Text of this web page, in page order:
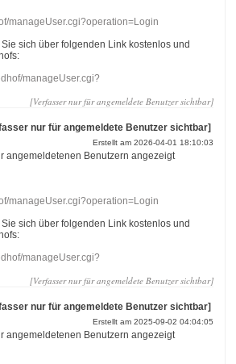
manageUser.cgi?operation=Login
sich über folgenden Link kostenlos und
manageUser.cgi?
[Verfasser nur für angemeldete Benutzer sichtbar]
nur für angemeldete Benutzer sichtbar]
Erstellt am 2026-04-01 18:10:03
angemeldetenen Benutzern angezeigt
manageUser.cgi?operation=Login
sich über folgenden Link kostenlos und
manageUser.cgi?
[Verfasser nur für angemeldete Benutzer sichtbar]
nur für angemeldete Benutzer sichtbar]
Erstellt am 2025-09-02 04:04:05
angemeldetenen Benutzern angezeigt